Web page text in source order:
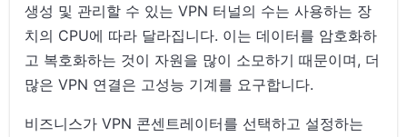
생성 및 관리할 수 있는 VPN 터널의 수는 사용하는 장
치의 CPU에 따라 달라집니다. 이는 데이터를 암호화하
고 복호화하는 것이 자원을 많이 소모하기 때문이며, 더
많은 VPN 연결은 고성능 기계를 요구합니다.
비즈니스가 VPN 콘센트레이터를 선택하고 설정하는